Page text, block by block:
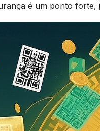
é um ponto